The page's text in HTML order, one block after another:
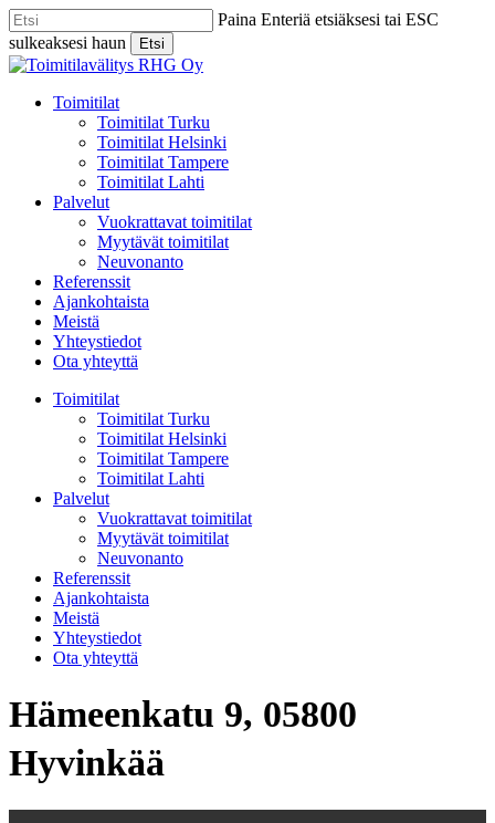
Skip
to
main
content
Paina Enteriä etsiäksesi tai ESC
sulkeaksesi haun
Etsi
Close
Menu
Toimitilat
Toimitilat Turku
Toimitilat Helsinki
Toimitilat Tampere
Toimitilat Lahti
Palvelut
Vuokrattavat toimitilat
Myytävät toimitilat
Neuvonanto
Referenssit
Ajankohtaista
Meistä
Yhteystiedot
Ota yhteyttä
Toimitilat
Toimitilat Turku
Toimitilat Helsinki
Toimitilat Tampere
Toimitilat Lahti
Palvelut
Vuokrattavat toimitilat
Myytävät toimitilat
Neuvonanto
Referenssit
Ajankohtaista
Meistä
Yhteystiedot
Ota yhteyttä
Hämeenkatu 9, 05800
Hyvinkää